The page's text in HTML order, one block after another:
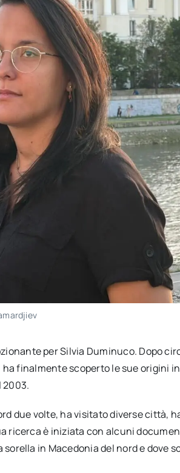
per Silvia Duminuco. Dopo
finalmente scoperto le sue origini
2003.
due volte, ha visitato diverse città,
ricerca è iniziata con alcuni
in Macedonia del nord e dove